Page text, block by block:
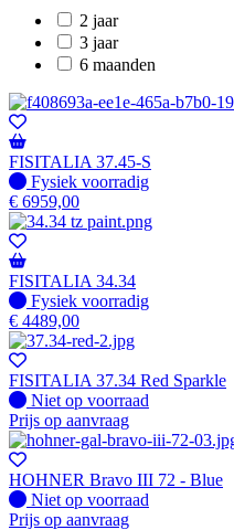
2 jaar
3 jaar
6 maanden
FISITALIA 37.45-S
Fysiek voorradig
Fysiek voorradig
€ 6959,00
FISITALIA 34.34
Fysiek voorradig
Fysiek voorradig
€ 4489,00
FISITALIA 37.34 Red Sparkle
Fysiek voorradig
Niet op voorraad
Prijs op aanvraag
HOHNER Bravo III 72 - Blue
Fysiek voorradig
Niet op voorraad
Prijs op aanvraag